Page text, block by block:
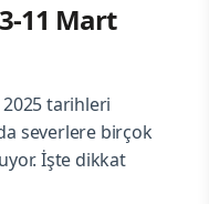
11 Mart
tarihleri
severlere birçok
İşte dikkat